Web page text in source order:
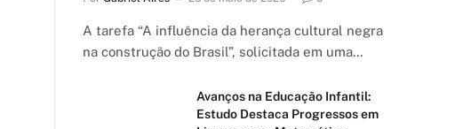
A tarefa “A influência da herança cultural negra
na construção do Brasil”, solicitada em uma…
Avanços na Educação Infantil:
Estudo Destaca Progressos em